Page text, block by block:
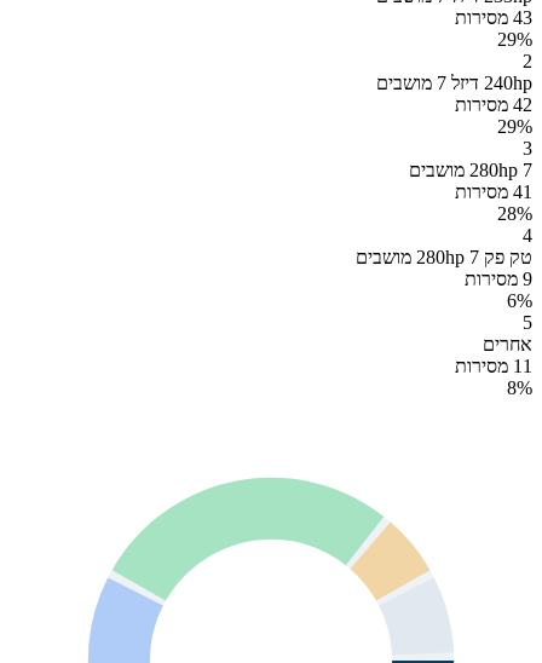
43 מסירות
29%
2
240hp דיזל 7 מושבים
42 מסירות
29%
3
280hp 7 מושבים
41 מסירות
28%
4
טק פק 280hp 7 מושבים
9 מסירות
6%
5
אחרים
11 מסירות
8%